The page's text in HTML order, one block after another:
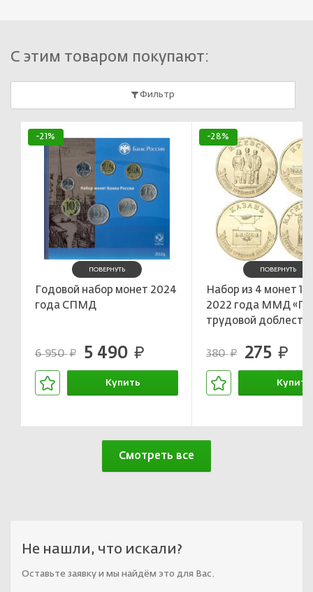
С этим товаром покупают:
Фильтр
-21%
ПОВЕРНУТЬ
Годовой набор монет 2024
года СПМД
6 950руб. 5 490 руб.
Купить
-28%
ПОВЕРНУТЬ
Набор из 4 монет 10
2022 года ММД
трудовой
380руб. 275 руб.
Купить
Смотреть все
Не нашли, что искали?
Оставьте заявку и мы найдём это для Вас.